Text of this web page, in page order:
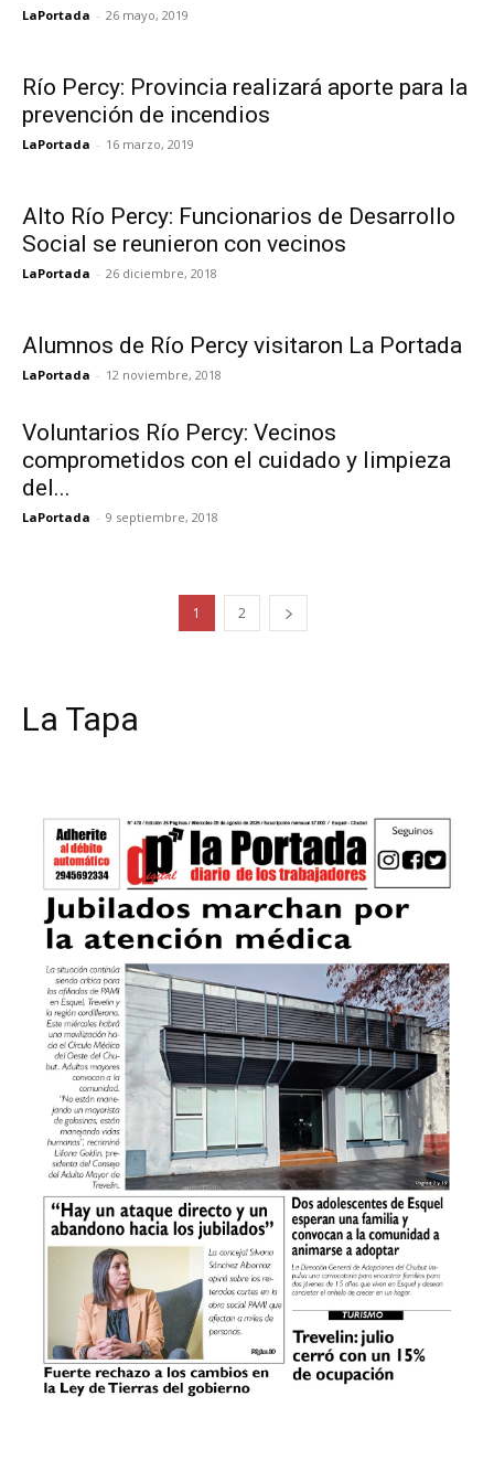
LaPortada - 26 mayo, 2019
Río Percy: Provincia realizará aporte para la
prevención de incendios
LaPortada - 16 marzo, 2019
Alto Río Percy: Funcionarios de Desarrollo
Social se reunieron con vecinos
LaPortada - 26 diciembre, 2018
Alumnos de Río Percy visitaron La Portada
LaPortada - 12 noviembre, 2018
Voluntarios Río Percy: Vecinos
comprometidos con el cuidado y limpieza
del...
LaPortada - 9 septiembre, 2018
1 2
La Tapa